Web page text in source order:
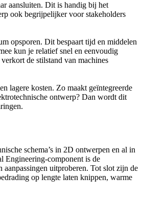
aansluiten. Dit is handig bij het
ook begrijpelijker voor stakeholders
opsporen. Dit bespaart tijd en middelen
kun je relatief snel en eenvoudig
de stilstand van machines
lagere kosten. Zo maakt geïntegreerde
ontwerp? Dan wordt dit
schema’s in 2D ontwerpen en al in
Engineering-component is de
uitproberen. Tot slot zijn de
op lengte laten knippen, warme